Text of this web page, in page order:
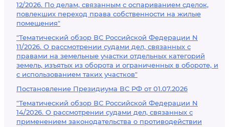
12/2026. По делам, связанным с оспариванием сделок,
повлекших переход права собственности на жилые
помещения"
"Тематический обзор ВС Российской Федерации N
11/2026. О рассмотрении судами дел, связанных с
правами на земельные участки отдельных категорий
земель, изъятых из оборота и ограниченных в обороте, и
с использованием таких участков"
Постановление Президиума ВС РФ от 01.07.2026
"Тематический обзор ВС Российской Федерации N
14/2026. О рассмотрении судами дел, связанных с
применением законодательства о противодействии